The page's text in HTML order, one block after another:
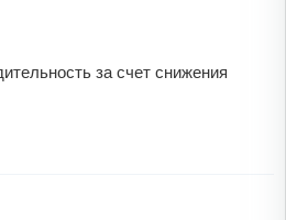
за счет снижения